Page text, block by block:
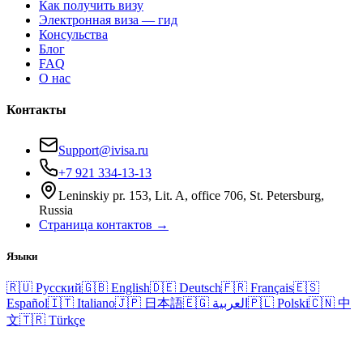
Как получить визу
Электронная виза — гид
Консульства
Блог
FAQ
О нас
Контакты
Support@ivisa.ru
+7 921 334-13-13
Leninskiy pr. 153, Lit. A, office 706, St. Petersburg,
Russia
Страница контактов →
Языки
🇷🇺 Русский🇬🇧 English🇩🇪 Deutsch🇫🇷 Français🇪🇸
Español🇮🇹 Italiano🇯🇵 日本語🇪🇬 العربية 🇵🇱 Polski🇨🇳 中
文🇹🇷 Türkçe